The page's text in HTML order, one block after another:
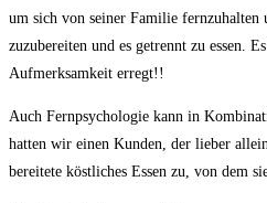
um sich von seiner Familie fernzuhalten
zuzubereiten und es getrennt zu essen.
Aufmerksamkeit erregt!!
Auch Fernpsychologie kann in
hatten wir einen Kunden, der lieber
bereitete köstliches Essen zu, von dem